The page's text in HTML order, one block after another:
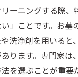
ーニングする際、
」ことです。お墓
洗浄剤を用いると
ります。専門家は
を選ぶことが重要